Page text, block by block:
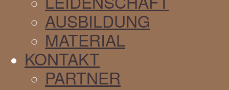
AUSBILDUNG
MATERIAL
KONTAKT
PARTNER